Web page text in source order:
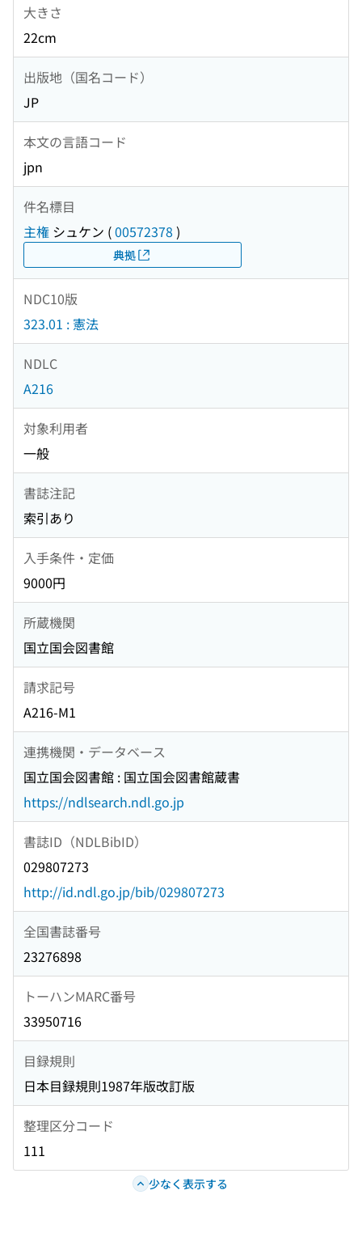
大きさ
22cm
出版地（国名コード）
JP
本文の言語コード
jpn
件名標目
主権 シュケン (00572378 )
典拠
NDC10版
323.01 : 憲法
NDLC
A216
対象利用者
一般
書誌注記
索引あり
入手条件・定価
9000円
所蔵機関
国立国会図書館
請求記号
A216-M1
連携機関・データベース
国立国会図書館 : 国立国会図書館蔵書
https://ndlsearch.ndl.go.jp
書誌ID（NDLBibID）
029807273
http://id.ndl.go.jp/bib/029807273
全国書誌番号
23276898
トーハンMARC番号
33950716
目録規則
日本目録規則1987年版改訂版
整理区分コード
111
少なく表示する